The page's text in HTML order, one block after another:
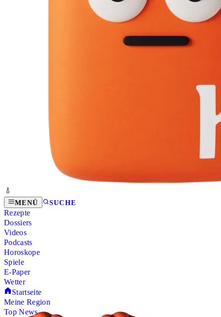
MENÜ SUCHE
Rezepte
Dossiers
Videos
Podcasts
Horoskope
Spiele
E-Paper
Wetter
Startseite
Meine Region
Top News